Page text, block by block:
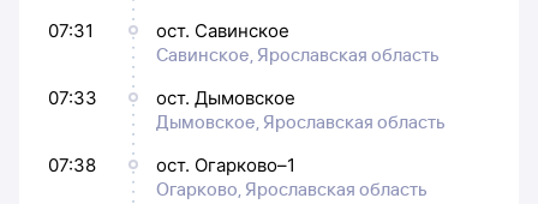
07:31
ост. Савинское
Савинское, Ярославская область
07:33
ост. Дымовское
Дымовское, Ярославская область
07:38
ост. Огарково–1
Огарково, Ярославская область